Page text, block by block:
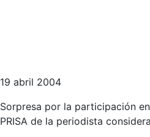
19 abril 2004
Sorpresa por la participación
PRISA de la periodista